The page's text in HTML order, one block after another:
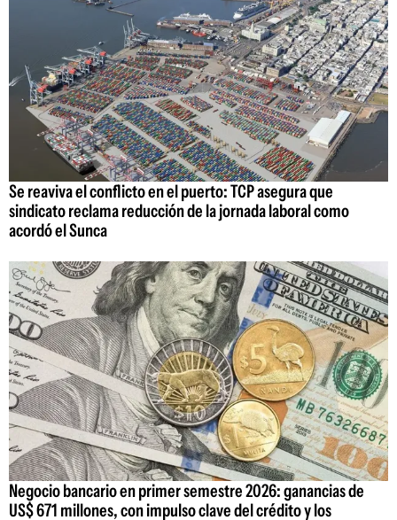
Se reaviva el conflicto en el puerto: TCP asegura que
sindicato reclama reducción de la jornada laboral como
acordó el Sunca
Negocio bancario en primer semestre 2026: ganancias de
US$ 671 millones, con impulso clave del crédito y los